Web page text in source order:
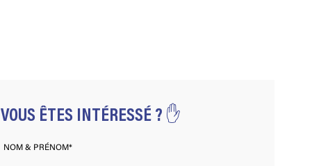
VOUS ÊTES INTÉRESSÉ ? ✋
NOM & PRÉNOM*